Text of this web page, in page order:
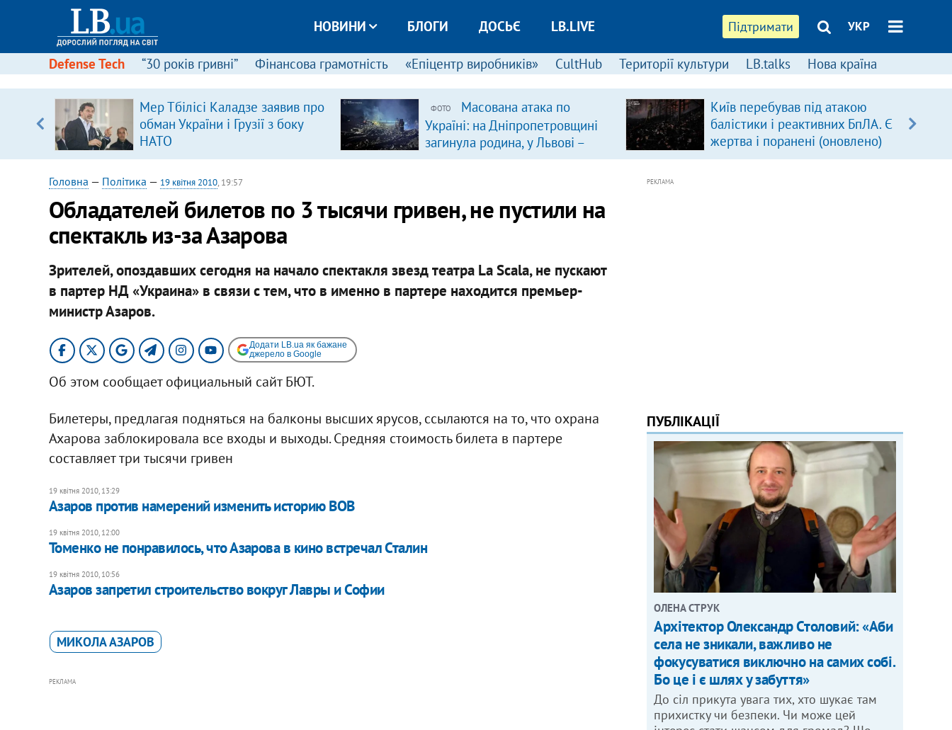
Підтримати УКР
НОВИНИ БЛОГИ ДОСЬЄ LB.LIVE
Defense Tech “30 років гривні” Фінансова грамотність «Епіцентр виробників» CultHub Території культури LB.talks Нова країна
Мер Тбілісі Каладзе заявив про
обман України і Грузії з боку
НАТО
ФОТО
Масована атака по
Україні: на Дніпропетровщині
загинула родина, у Львові –
удар по багатоповерхівках
Київ перебував під атакою
балістики і реактивних БпЛА. Є
жертва і поранені (оновлено)
Головна — Політика — 19 квітня 2010, 19:57
Обладателей билетов по 3 тысячи гривен, не пустили на
спектакль из-за Азарова
Зрителей, опоздавших сегодня на начало спектакля звезд театра La Scala, не пускают
в партер НД «Украина» в связи с тем, что в именно в партере находится премьер-
министр Азаров.
Додати LB.ua як бажане
джерело в Google
Об этом сообщает официальный сайт БЮТ.
Билетеры, предлагая подняться на балконы высших ярусов, ссылаются на то, что охрана
Ахарова заблокировала все входы и выходы. Средняя стоимость билета в партере
составляет три тысячи гривен
19 квітня 2010, 13:29
Азаров против намерений изменить историю ВОВ
19 квітня 2010, 12:00
Томенко не понравилось, что Азарова в кино встречал Сталин
19 квітня 2010, 10:56
Азаров запретил строительство вокруг Лавры и Софии
МИКОЛА АЗАРОВ
РЕКЛАМА
РЕКЛАМА
ПУБЛІКАЦІЇ
ОЛЕНА СТРУК
Архітектор Олександр Столовий: «Аби
села не зникали, важливо не
фокусуватися виключно на самих собі.
Бо це і є шлях у забуття»
До сіл прикута увага тих, хто шукає там
прихистку чи безпеки. Чи може цей